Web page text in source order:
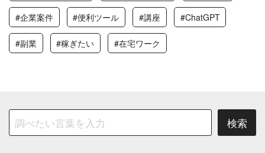
#企業案件 #便利ツール #講座 #ChatGPT
#副業 #稼ぎたい #在宅ワーク